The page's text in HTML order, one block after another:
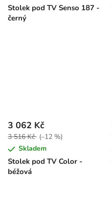
Stolek pod TV Senso 187 -
černý
Stolek pod TV Color -
béžová
3 062 Kč
3 516 Kč (–12 %)
Skladem